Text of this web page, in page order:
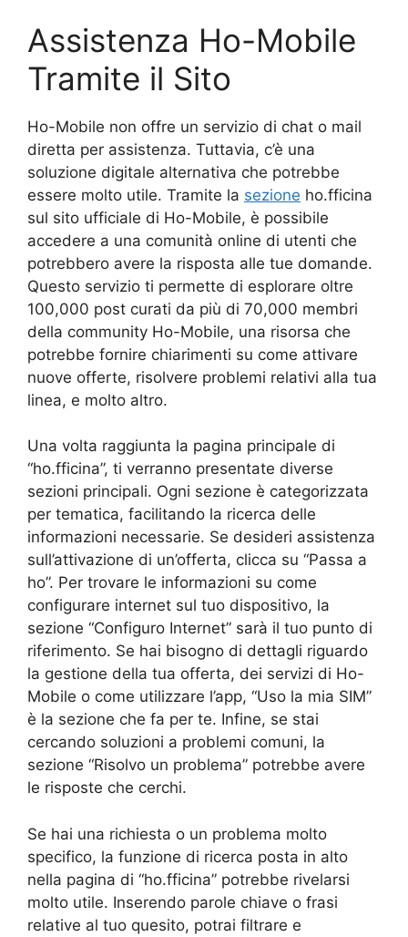
Assistenza Ho-Mobile
Tramite il Sito
Ho-Mobile non offre un servizio di chat o mail
diretta per assistenza. Tuttavia, c’è una
soluzione digitale alternativa che potrebbe
essere molto utile. Tramite la sezione ho.fficina
sul sito ufficiale di Ho-Mobile, è possibile
accedere a una comunità online di utenti che
potrebbero avere la risposta alle tue domande.
Questo servizio ti permette di esplorare oltre
100,000 post curati da più di 70,000 membri
della community Ho-Mobile, una risorsa che
potrebbe fornire chiarimenti su come attivare
nuove offerte, risolvere problemi relativi alla tua
linea, e molto altro.
Una volta raggiunta la pagina principale di
“ho.fficina”, ti verranno presentate diverse
sezioni principali. Ogni sezione è categorizzata
per tematica, facilitando la ricerca delle
informazioni necessarie. Se desideri assistenza
sull’attivazione di un’offerta, clicca su “Passa a
ho”. Per trovare le informazioni su come
configurare internet sul tuo dispositivo, la
sezione “Configuro Internet” sarà il tuo punto di
riferimento. Se hai bisogno di dettagli riguardo
la gestione della tua offerta, dei servizi di Ho-
Mobile o come utilizzare l’app, “Uso la mia SIM”
è la sezione che fa per te. Infine, se stai
cercando soluzioni a problemi comuni, la
sezione “Risolvo un problema” potrebbe avere
le risposte che cerchi.
Se hai una richiesta o un problema molto
specifico, la funzione di ricerca posta in alto
nella pagina di “ho.fficina” potrebbe rivelarsi
molto utile. Inserendo parole chiave o frasi
relative al tuo quesito, potrai filtrare e